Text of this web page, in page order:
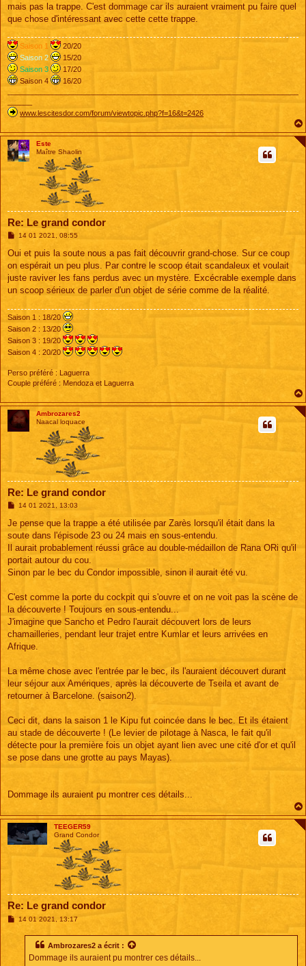
a
g
mais pas la trappe. C'est dommage car ils auraient vraiment pu faire quel
que chose d'intéressant avec cette cette trappe.
Saison 1
20/20
Saison 2
15/20
Saison 3
17/20
Saison 4
16/20
www.lescitesdor.com/forum/viewtopic.php?f=16&t=2426
Este
Maître Shaolin
Re: Le grand condor
M
s
a
g
14 01 2021, 08:55
Oui et puis la soute nous a pas fait découvrir grand-chose. Sur ce coup
on espérait un peu plus. Par contre le scoop était scandaleux et voulait
juste raviver les fans perdus avec un mystère. Excécrable exemple dans
un scoop sérieux de parler d'un objet de série comme de la réalité.
Saison 1 : 18/20
Saison 2 : 13/20
Saison 3 : 19/20
Saison 4 : 20/20
Perso préféré : Laguerra
Couple préféré : Mendoza et Laguerra
Ambrozares2
Naacal loquace
Re: Le grand condor
M
s
a
g
14 01 2021, 13:03
Je pense que la trappe a été utilisée par Zarès lorsqu'il était dans la
soute dans l'épisode 23 ou 24 mais en sous-entendu.
Il aurait probablement réussi grâce au double-médaillon de Rana ORi qu'il
portait autour du cou.
Sinon par le bec du Condor impossible, sinon il aurait été vu.
C'est comme la porte du cockpit qui s'ouvre et on ne voit pas la scène de
la découverte ! Toujours en sous-entendu...
J'imagine que Sancho et Pedro l'aurait découvert lors de leurs
chamailleries, pendant leur trajet entre Kumlar et leurs arrivées en
Afrique.
La même chose avec l'entrée par le bec, ils l'auraient découvert durant
leur séjour aux Amériques, après la découverte de Tseila et avant de
retourner à Barcelone. (saison2).
Ceci dit, dans la saison 1 le Kipu fut coincée dans le bec. Et ils étaient
au stade de découverte ! (Le levier de pilotage à Nasca, le fait qu'il
détecte pour la première fois un objet ayant lien avec une cité d'or et qu'il
se pose dans une grotte au pays Mayas).
Dommage ils auraient pu montrer ces détails...
TEEGER59
Grand Condor
Re: Le grand condor
M14 01 2021, 13:17
Ambrozares2 a écrit :
Dommage ils auraient pu montrer ces détails...